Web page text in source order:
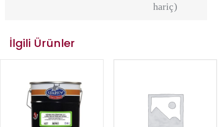
hariç)
İlgili Ürünler